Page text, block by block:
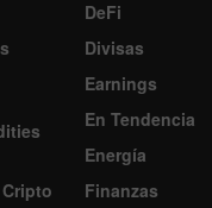
DeFi
Divisas
Earnings
En Tendencia
Energía
Finanzas